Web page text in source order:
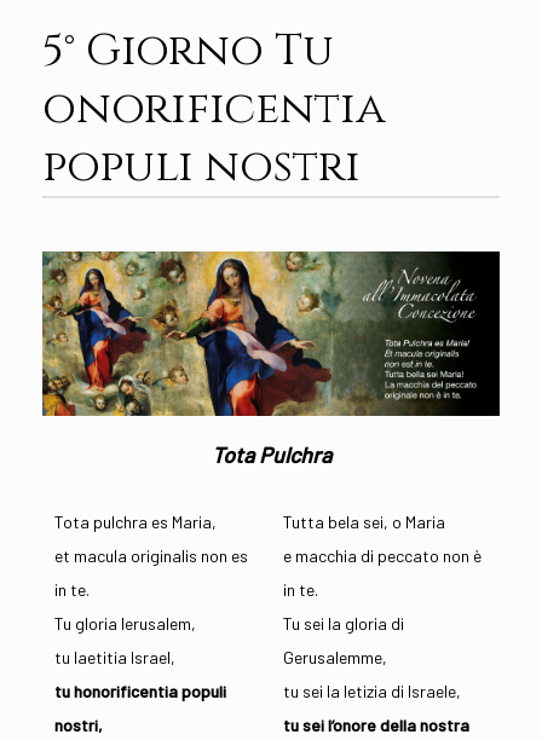
5° Giorno Tu
onorificentia
populi nostri
Tota Pulchra
Tota pulchra es Maria,
et macula originalis non es
in te.
Tu gloria Ierusalem,
tu laetitia Israel,
tu honorificentia populi
nostri,
Tutta bela sei, o Maria
e macchia di peccato non è
in te.
Tu sei la gloria di
Gerusalemme,
tu sei la letizia di Israele,
tu sei l’onore della nostra